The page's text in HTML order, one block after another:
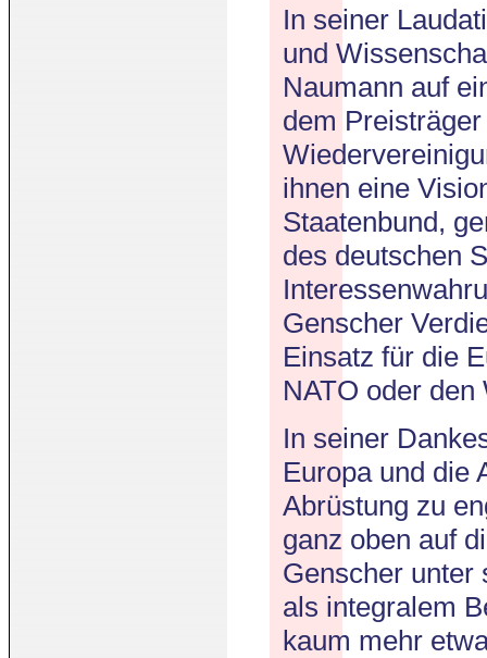
In seiner
und
Naumann auf
dem
ihnen eine
Staatenbund,
des deutschen
Genscher
Einsatz für die
NATO oder
In seiner
Europa und die
Abrüstung zu
ganz oben auf
Genscher unter
als integralem
kaum mehr